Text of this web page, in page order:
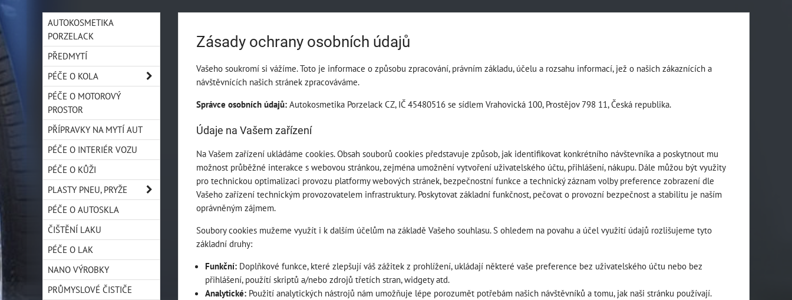
Zásady ochrany osobních údajů
Vašeho soukromí si vážíme. Toto je informace o způsobu zpracování, právním základu, účelu a rozsahu informací, jež o našich zákaznících a
návštěvnících našich stránek zpracováváme.
Správce osobních údajů: Autokosmetika Porzelack CZ, IČ 45480516 se sídlem Vrahovická 100, Prostějov 798 11, Česká republika.
Údaje na Vašem zařízení
Na Vašem zařízení ukládáme cookies. Obsah souborů cookies představuje způsob, jak identifikovat konkrétního návštevníka a poskytnout mu
možnost průběžné interakce s webovou stránkou, zejména umožnění vytvoření uživatelského účtu, přihlášení, nákupu. Dále můžou být využity
pro technickou optimalizaci provozu platformy webových stránek, bezpečnostní funkce a technický záznam volby preference zobrazení dle
Vašeho zařízení technickým provozovatelem infrastruktury. Poskytovat základní funkčnost, pečovat o provozní bezpečnost a stabilitu je naším
oprávněným zájmem.
Soubory cookies mužeme využít i k dalším účelům na základě Vašeho souhlasu. S ohledem na povahu a účel využití údajů rozlišujeme tyto
základní druhy:
Funkční: Doplňkové funkce, které zlepšují váš zážitek z prohlížení, ukládají některé vaše preference bez uživatelského účtu nebo bez
přihlášení, použítí skriptů a/nebo zdrojů třetích stran, widgety atd.
Analytické: Použití analytických nástrojů nám umožňuje lépe porozumět potřebám našich návštěvníků a tomu, jak naši stránku používají.
AUTOKOSMETIKA
PORZELACK
PŘEDMYTÍ
PÉČE O KOLA
PÉČE O MOTOROVÝ
PROSTOR
PŘÍPRAVKY NA MYTÍ AUT
PÉČE O INTERIÉR VOZU
PÉČE O KŮŽI
PLASTY PNEU, PRYŽE
PÉČE O AUTOSKLA
ČIŠTĚNÍ LAKU
PÉČE O LAK
NANO VÝROBKY
PRŮMYSLOVÉ ČISTIČE